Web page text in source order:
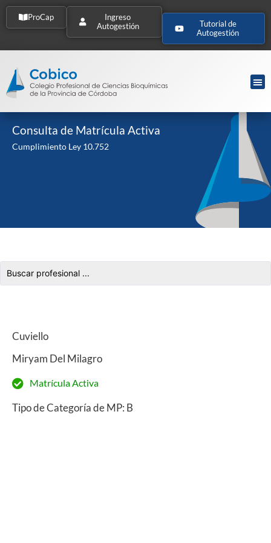
ProCap
Ingreso
Autogestión
Tutorial de
Autogestión
Consulta de Matrícula Activa
Cumplimiento Ley 10.752
Cuviello
Miryam Del Milagro
Matrícula Activa
Tipo de Categoría de MP: B